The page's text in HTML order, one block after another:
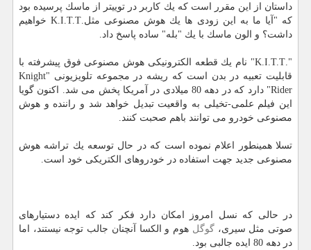
داستان از این مقرر است كه یك كاربر در توییتر از ماسك پرسیده بود
كه "آیا ما به این زودی ها یك هوش مصنوعی مثل.K.I.T.T خواهیم
داشت؟ و الون ماسك با یك "بله" ساده پاسخ داد.
".K.I.T.T" نام یك قطعه الكترونیكی هوش مصنوعی فوق پیشرفته با
قابلیت تعبیه در بدن است كه ریشه در مجموعه تلویزیونی "Knight
Rider" دارد كه در دهه 80 میلادی در آمریكا پخش می شد. اكنون گویا
این فیلم علمی-تخیلی به واقعیت تبدیل خواهد شد و راننده و هوش
مصنوعی خودرو می توانند باهم صحبت كنند.
تسلا همینطور اعلام نموده است كه در حال توسعه یك تراشه هوش
مصنوعی جدید جهت استفاده در خودروهای الكتریكی خود است.
در حالی كه نسل امروز امكان دارد فكر كند كه ایده دستیارهای
صوتی مثل سیری،گوگل هوم و الكسا آنچنان جالب توجه نیستند، اما
در دهه 80 ایده جالبی بود.